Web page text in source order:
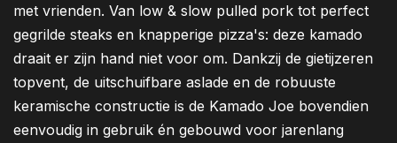
met vrienden. Van low & slow pulled pork tot perfect
gegrilde steaks en knapperige pizza's: deze kamado
draait er zijn hand niet voor om. Dankzij de gietijzeren
topvent, de uitschuifbare aslade en de robuuste
keramische constructie is de Kamado Joe bovendien
eenvoudig in gebruik én gebouwd voor jarenlang